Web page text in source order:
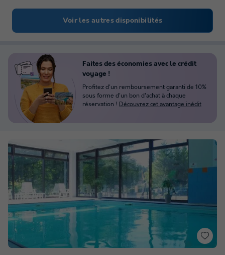
Voir les autres disponibilités
Faites des économies avec le crédit
voyage !
Profitez d'un remboursement garanti de 10%
sous forme d'un bon d'achat à chaque
réservation ! Découvrez cet avantage inédit